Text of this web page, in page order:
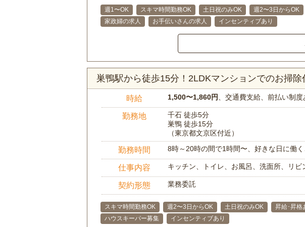
週1〜OK スキマ時間勤務OK 土日祝のみOK 週2〜3日からOK
家政婦の求人
お手伝いさんの求人 インセンティブあり
巣鴨駅から徒歩15分！2LDKマンションでのお掃除
時給 1,500〜1,860円 、交通費支給、前払い制度
勤務地
千石 徒歩5分
巣鴨 徒歩15分
（東京都文京区付近）
勤務時間 8時～20時の間で1時間〜、好きな日に働
仕事内容 キッチン、トイレ、お風呂、洗面所、リビ
契約形態 業務委託
スキマ時間勤務OK 週2〜3日からOK 土日祝のみOK 昇給･昇格
ハウスキーパー募集
インセンティブあり